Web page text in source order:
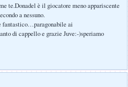
te.Donadel è il giocatore meno appariscente
a nessuno.
fantastico…paragonabile ai
di cappello e grazie Juve:-)speriamo